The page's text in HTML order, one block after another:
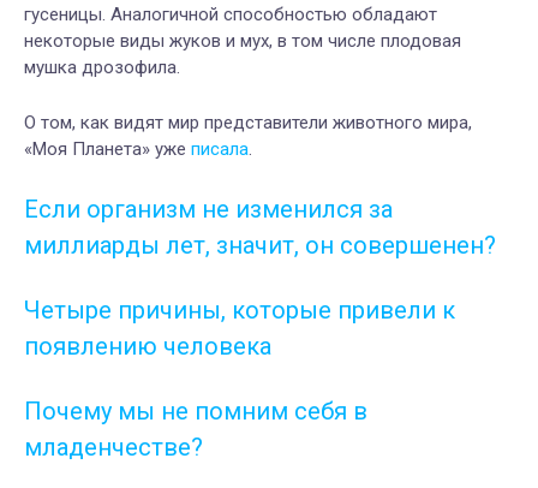
гусеницы. Аналогичной способностью обладают
некоторые виды жуков и мух, в том числе плодовая
мушка дрозофила.
О том, как видят мир представители животного мира,
«Моя Планета» уже писала.
Если организм не изменился за
миллиарды лет, значит, он совершенен?
Четыре причины, которые привели к
появлению человека
Почему мы не помним себя в
младенчестве?